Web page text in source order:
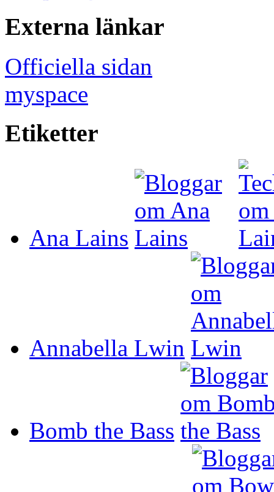
Externa länkar
Officiella sidan
myspace
Etiketter
Ana Lains
Annabella Lwin
Bomb the Bass